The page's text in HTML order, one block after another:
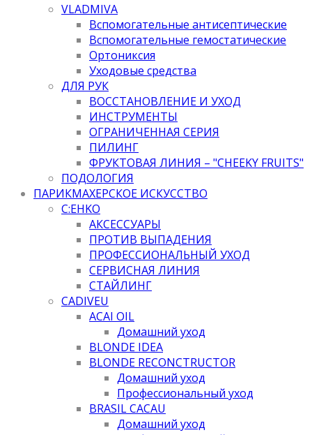
VLADMIVA
Вспомогательные антисептические
Вспомогательные гемостатические
Ортониксия
Уходовые средства
ДЛЯ РУК
ВОССТАНОВЛЕНИЕ И УХОД
ИНСТРУМЕНТЫ
ОГРАНИЧЕННАЯ СЕРИЯ
ПИЛИНГ
ФРУКТОВАЯ ЛИНИЯ – "CHEEKY FRUITS"
ПОДОЛОГИЯ
ПАРИКМАХЕРСКОЕ ИСКУССТВО
C:EHKO
АКСЕССУАРЫ
ПРОТИВ ВЫПАДЕНИЯ
ПРОФЕССИОНАЛЬНЫЙ УХОД
СЕРВИСНАЯ ЛИНИЯ
СТАЙЛИНГ
CADIVEU
ACAI OIL
Домашний уход
BLONDE IDEA
BLONDE RECONCTRUCTOR
Домашний уход
Профессиональный уход
BRASIL CACAU
Домашний уход